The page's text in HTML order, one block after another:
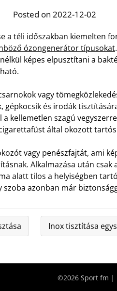
Posted on 2022-12-02
a téli időszakban kiemelten
ózongenerátor típusokat
képes elpusztítani a
vagy
gépkocsik és irodák
kellemetlen szagú
által okozott
vagy penészfajtát, ami
Alkalmazása után csak
alatt tilos a helyiségben
szoba azonban már
Inox tisztítása
©2026 Sport fm |